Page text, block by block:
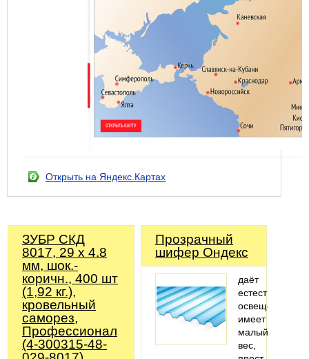
Открыть на Яндекс.Картах
ЗУБР СКД
8017, 29 х 4.8
мм, шок.-
коричн., 400 шт
(1,92 кг.),
кровельный
саморез,
Профессионал
(4-300315-48-
Прозрачный
шифер Ондекс
даёт
естественное
освещение
имеет
малый
вес,